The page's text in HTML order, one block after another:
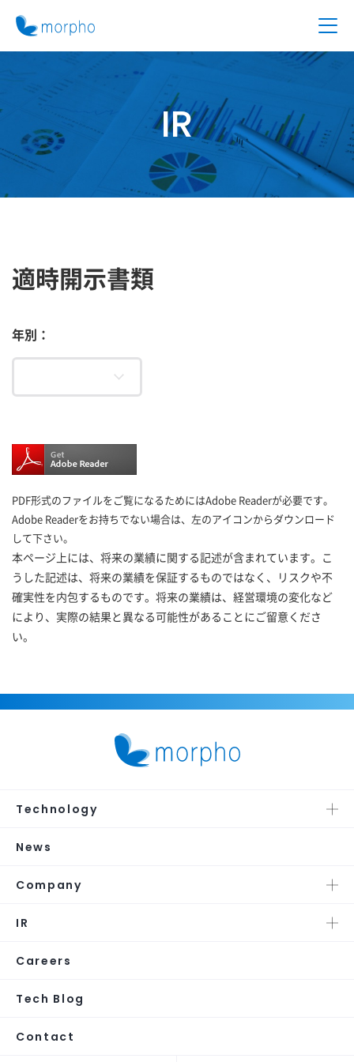
IR
適時開示書類
年別：
PDF形式のファイルをご覧になるためにはAdobe Readerが必要です。
Adobe Readerをお持ちでない場合は、左のアイコンからダウンロード
して下さい。
本ページ上には、将来の業績に関する記述が含まれています。こ
うした記述は、将来の業績を保証するものではなく、リスクや不
確実性を内包するものです。将来の業績は、経営環境の変化など
により、実際の結果と異なる可能性があることにご留意くださ
い。
Technology
News
Company
IR
Careers
Tech Blog
Contact